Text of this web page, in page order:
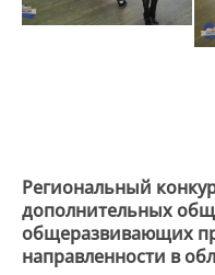
Региональный
дополнительных
общеразвивающих
направленности в